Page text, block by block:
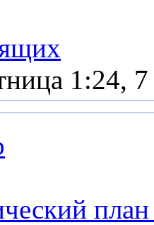
1:24, 7